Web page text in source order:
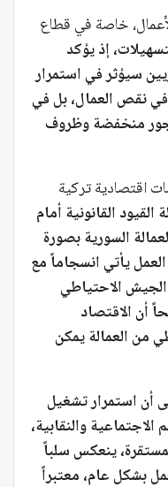
خاصة في قطاع
إذ يؤكد
سيؤثر في استمرار
في نقص العمال، بل في
منخفضة وظروف
اقتصادية تركية
القيود القانونية أمام
السورية بصورة
يأتي انسجاماً مع
الاحتياطي
أن الاقتصاد
من العمالة يمكن
أن استمرار تشغيل
والنقابية،
ينعكس سلباً
بشكل عام، معتبراً